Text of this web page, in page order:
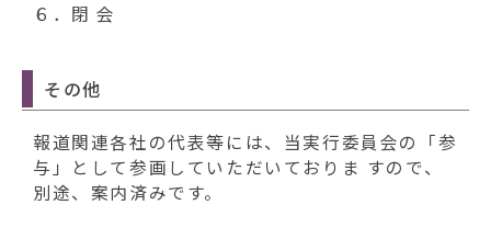
６．閉 会
その他
報道関連各社の代表等には、当実行委員会の「参
与」として参画していただいておりま すので、
別途、案内済みです。